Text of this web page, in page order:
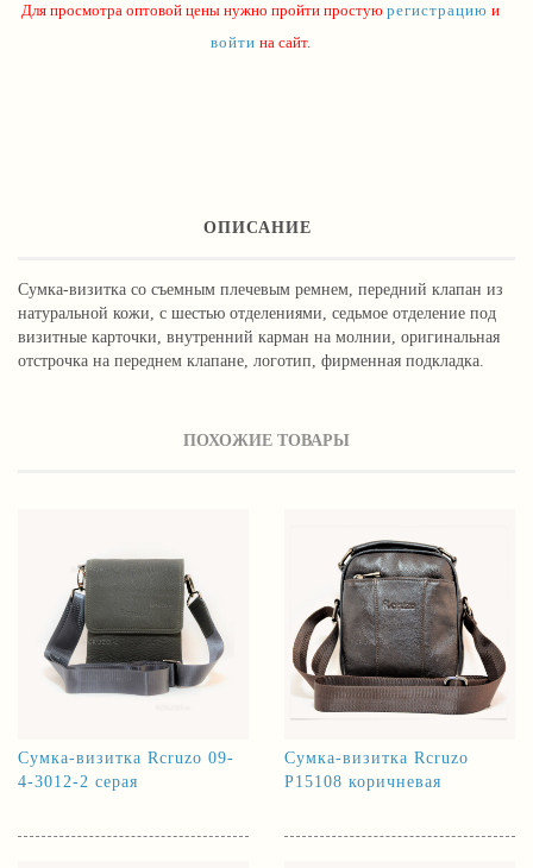
Для просмотра оптовой цены нужно пройти простую регистрацию и
войти на сайт.
ОПИСАНИЕ
Сумка-визитка со съемным плечевым ремнем, передний клапан из
натуральной кожи, с шестью отделениями, седьмое отделение под
визитные карточки, внутренний карман на молнии, оригинальная
отстрочка на переднем клапане, логотип, фирменная подкладка.
ПОХОЖИЕ ТОВАРЫ
Сумка-визитка Rcruzo 09-
4-3012-2 серая
Сумка-визитка Rcruzo
Р15108 коричневая